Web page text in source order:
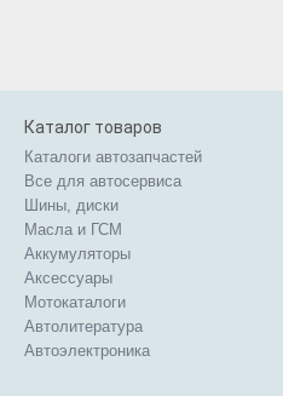
Каталог товаров
Каталоги автозапчастей
Все для автосервиса
Шины, диски
Масла и ГСМ
Аккумуляторы
Аксессуары
Мотокаталоги
Автолитература
Автоэлектроника